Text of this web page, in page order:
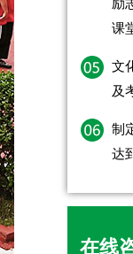
励
课
文
及
制
达
在线